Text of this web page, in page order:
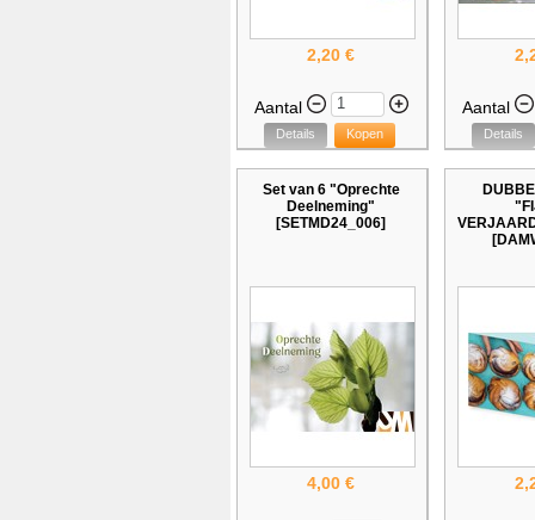
2,20 €
Aantal
Details Kopen
Aantal
Details
Set van 6 "Oprechte
Deelneming"
[SETMD24_006]
4,00 €